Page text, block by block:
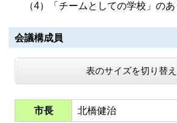
（4）「チームとしての学校」のあ
会議構成員
表のサイズを切り替
市長 北橋健治